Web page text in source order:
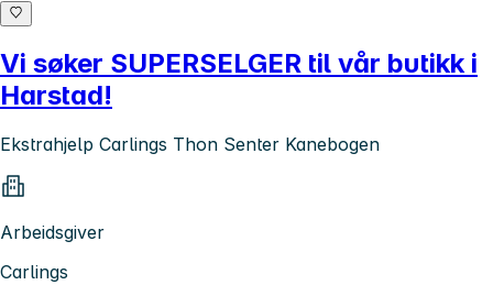
Vi søker SUPERSELGER til vår butikk i
Harstad!
Ekstrahjelp Carlings Thon Senter Kanebogen
Arbeidsgiver
Carlings